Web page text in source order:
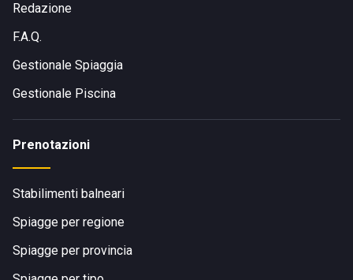
Redazione
F.A.Q.
Gestionale Spiaggia
Gestionale Piscina
Prenotazioni
Stabilimenti balneari
Spiagge per regione
Spiagge per provincia